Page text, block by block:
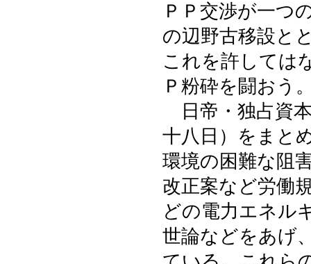
ＰＰ交渉が一つ
の辺野古移設と
これを許しては
Ｐ粉砕を闘おう
日帝・独占資
十八日）をまと
環境の困難な阻
改正案など労働
どの電力エネル
世論などをあげ